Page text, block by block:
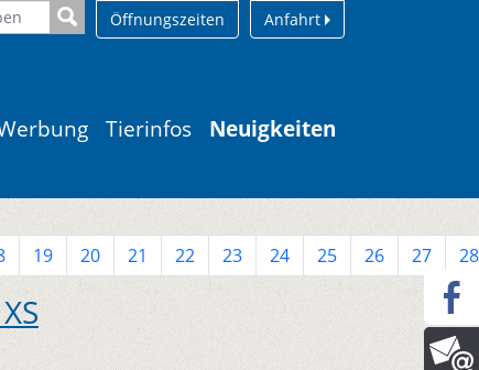
Öffnungszeiten Anfahrt
Tierinfos Neuigkeiten
19 20 21 22 23 24 25 26 27 28